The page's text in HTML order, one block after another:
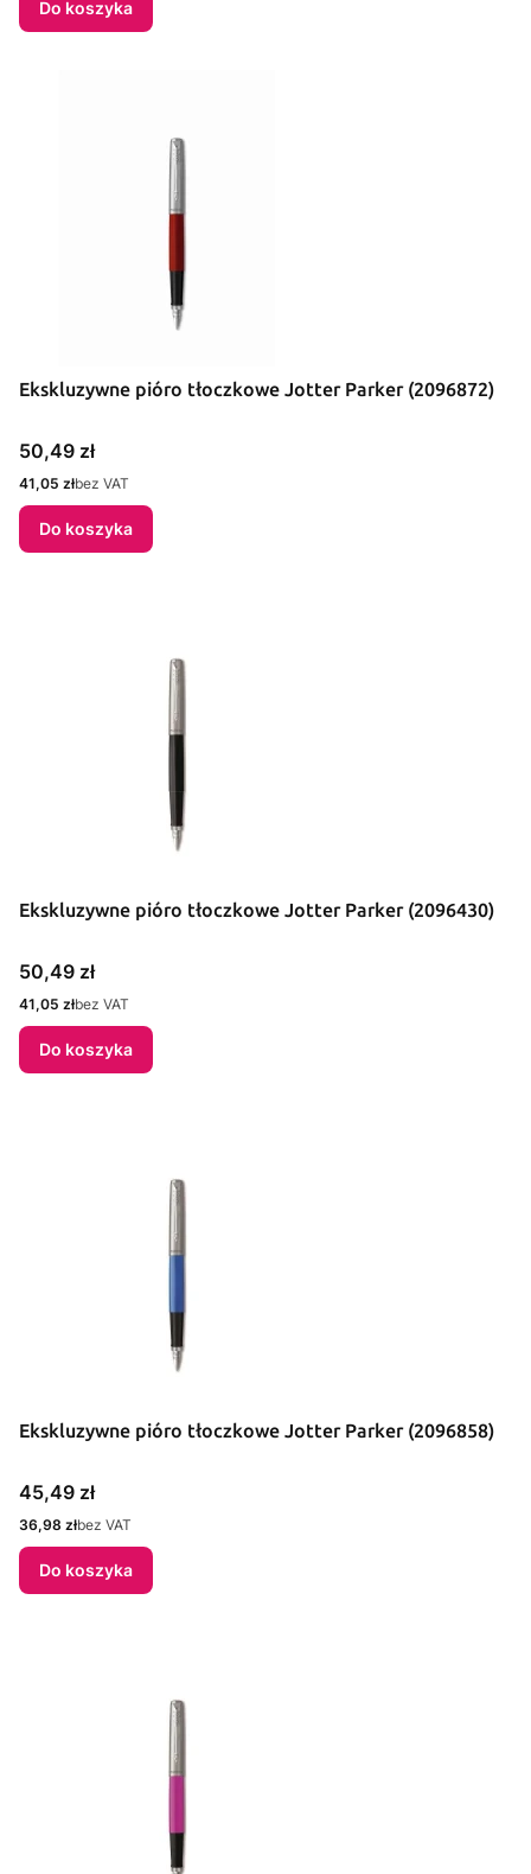
Do koszyka
Ekskluzywne pióro tłoczkowe Jotter Parker (2096872)
Cena
50,49 zł
Cena
41,05 złbez VAT
Do koszyka
Ekskluzywne pióro tłoczkowe Jotter Parker (2096430)
Cena
50,49 zł
Cena
41,05 złbez VAT
Do koszyka
Ekskluzywne pióro tłoczkowe Jotter Parker (2096858)
Cena
45,49 zł
Cena
36,98 złbez VAT
Do koszyka